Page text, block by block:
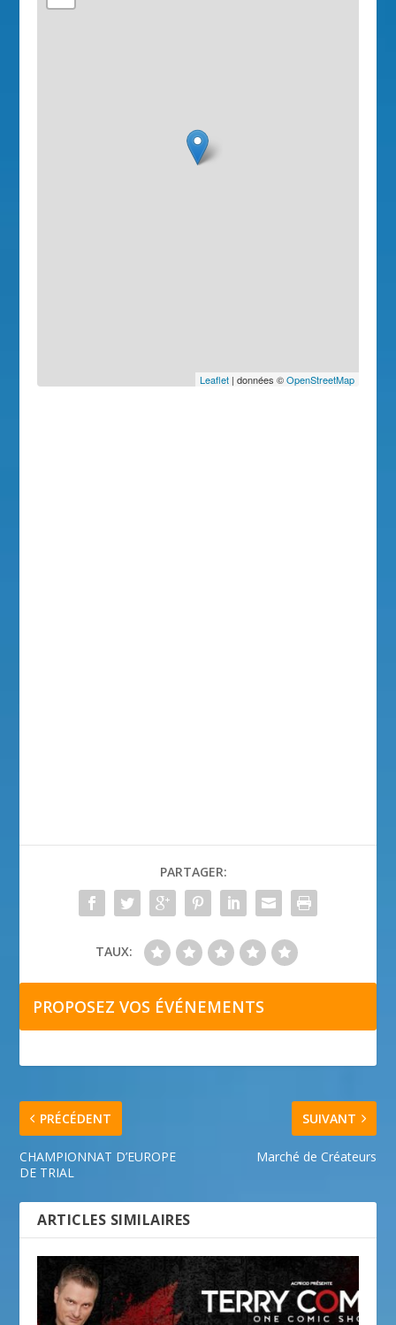
Leaflet| données ©OpenStreetMap
PARTAGER:
TAUX:
PROPOSEZ VOS ÉVÉNEMENTS
PRÉCÉDENT
CHAMPIONNAT D’EUROPE
DE TRIAL
SUIVANT
Marché de Créateurs
ARTICLES SIMILAIRES